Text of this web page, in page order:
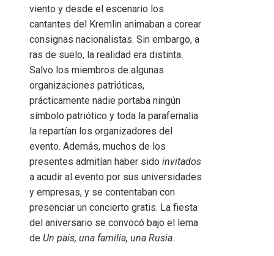
viento y desde el escenario los
cantantes del Kremlin animaban a corear
consignas nacionalistas. Sin embargo, a
ras de suelo, la realidad era distinta.
Salvo los miembros de algunas
organizaciones patrióticas,
prácticamente nadie portaba ningún
símbolo patriótico y toda la parafernalia
la repartían los organizadores del
evento. Además, muchos de los
presentes admitían haber sido invitados
a acudir al evento por sus universidades
y empresas, y se contentaban con
presenciar un concierto gratis. La fiesta
del aniversario se convocó bajo el lema
de Un país, una familia, una Rusia.